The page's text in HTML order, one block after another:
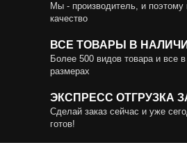
Мы - производитель, и поэтому
качество
ВСЕ ТОВАРЫ В
Более 500 видов товара и все
размерах
ЭКСПРЕСС ОТГРУЗКА
Сделай заказ сейчас и уже
готов!